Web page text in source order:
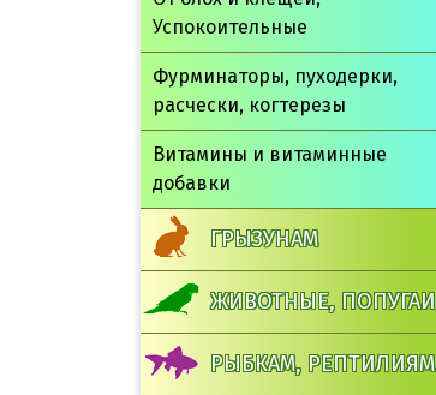
Успокоительные
Фурминаторы, пуходерки,
расчески, когтерезы
Витамины и витаминные
добавки
ГРЫЗУНАМ
ЖИВОТНЫЕ, ПОПУГАИ
РЫБКАМ, РЕПТИЛИЯМ